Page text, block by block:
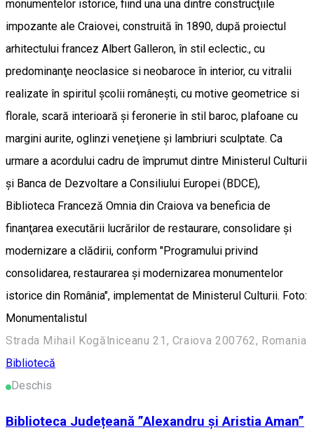
monumentelor istorice, fiind una una dintre construcţiile
impozante ale Craiovei, construită în 1890, după proiectul
arhitectului francez Albert Galleron, în stil eclectic., cu
predominanţe neoclasice si neobaroce în interior, cu vitralii
realizate în spiritul şcolii româneşti, cu motive geometrice si
florale, scară interioară şi feronerie în stil baroc, plafoane cu
margini aurite, oglinzi veneţiene şi lambriuri sculptate. Ca
urmare a acordului cadru de împrumut dintre Ministerul Culturii
şi Banca de Dezvoltare a Consiliului Europei (BDCE),
Biblioteca Franceză Omnia din Craiova va beneficia de
finanţarea executării lucrărilor de restaurare, consolidare şi
modernizare a clădirii, conform "Programului privind
consolidarea, restaurarea şi modernizarea monumentelor
istorice din România", implementat de Ministerul Culturii. Foto:
Monumentalistul
Strada Mihail Kogălniceanu 21, Craiova 200762, Romania
Bibliotecă
Deschis
Biblioteca Județeană ”Alexandru și Aristia Aman”